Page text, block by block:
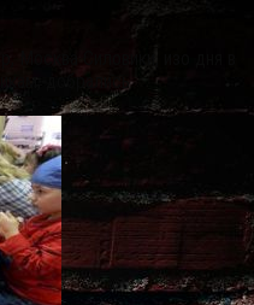
Москва Силовики, изо дня в
добрались